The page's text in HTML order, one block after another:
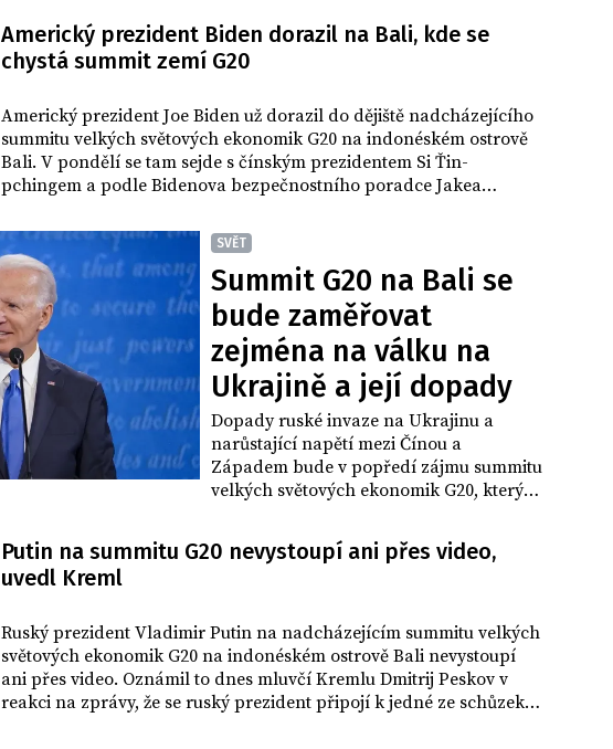
Americký prezident Biden dorazil na Bali, kde se
chystá summit zemí G20
Americký prezident Joe Biden už dorazil do dějiště nadcházejícího
summitu velkých světových ekonomik G20 na indonéském ostrově
Bali. V pondělí se tam sejde s čínským prezidentem Si Ťin-
pchingem a podle Bidenova bezpečnostního poradce Jakea
nějž chce být "zcela otevřený a upřímný".
SVĚT
Summit G20 na Bali se
bude zaměřovat
zejména na válku na
Ukrajině a její dopady
Dopady ruské invaze na Ukrajinu a
narůstající napětí mezi Čínou a
Západem bude v popředí zájmu summitu
velkých světových ekonomik G20, který
Bali. Pozornost bude upřena také na
první osobní setkání amerického
se Biden stal prezidentem.
Putin na summitu G20 nevystoupí ani přes video,
uvedl Kreml
Ruský prezident Vladimir Putin na nadcházejícím summitu velkých
světových ekonomik G20 na indonéském ostrově Bali nevystoupí
ani přes video. Oznámil to dnes mluvčí Kremlu Dmitrij Peskov v
reakci na zprávy, že se ruský prezident připojí k jedné ze schůzek